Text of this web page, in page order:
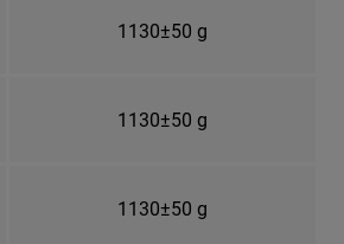
1130±50 g
1130±50 g
1130±50 g